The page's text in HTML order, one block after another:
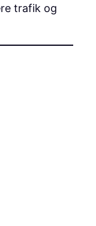
trafik og